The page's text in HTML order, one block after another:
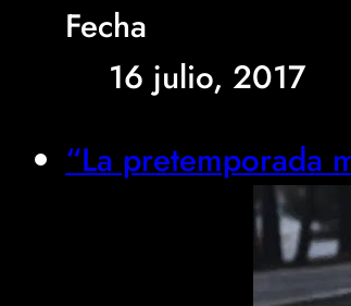
Fecha
16 julio, 2017
“La pretemporada